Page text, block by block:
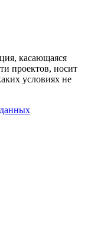
касающаяся
проектов, носит
условиях не